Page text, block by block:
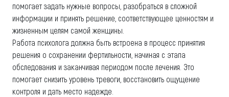
помогает задать нужные вопросы, разобраться в сложной
информации и принять решение, соответствующее ценностям и
жизненным целям самой женщины.
Работа психолога должна быть встроена в процесс принятия
решения о сохранении фертильности, начиная с этапа
обследования и заканчивая периодом после лечения. Это
помогает снизить уровень тревоги, восстановить ощущение
контроля и дать место надежде.